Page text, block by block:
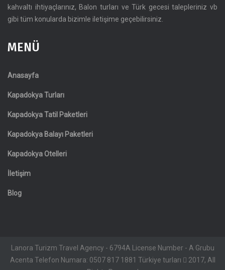
kahvaltı ihtiyaçlarınız, Balon turları ve Türk gecesi talepleriniz vb
gibi tüm konularda bizimle iletişime geçebilirsiniz.
MENÜ
Anasayfa
Kapadokya Turları
Kapadokya Tatil Paketleri
Kapadokya Balayı Paketleri
Kapadokya Otelleri
İletişim
Blog
Lanora Turizm Travel Agency - 6794A License Number - A Grubu
Acenta Telefon Numara: 0507 817 1881 Türkiye turları
2017, All